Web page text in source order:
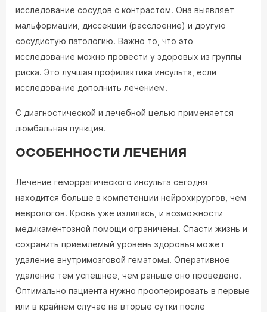
исследование сосудов с контрастом. Она выявляет
мальформации, диссекции (расслоение) и другую
сосудистую патологию. Важно то, что это
исследование можно провести у здоровых из группы
риска. Это лучшая профилактика инсульта, если
исследование дополнить лечением.
С диагностической и лечебной целью применяется
люмбальная пункция.
ОСОБЕННОСТИ ЛЕЧЕНИЯ
Лечение геморрагического инсульта сегодня
находится больше в компетенции нейрохирургов, чем
неврологов. Кровь уже излилась, и возможности
медикаментозной помощи ограничены. Спасти жизнь и
сохранить приемлемый уровень здоровья может
удаление внутримозговой гематомы. Оперативное
удаление тем успешнее, чем раньше оно проведено.
Оптимально пациента нужно прооперировать в первые
или в крайнем случае на вторые сутки после